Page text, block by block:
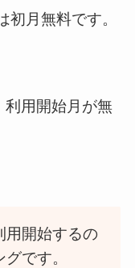
月無料です。
利用開始月が無
用開始するの
です。